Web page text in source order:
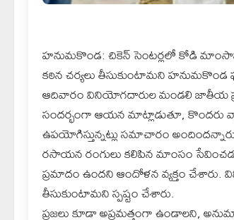
హనుమకొండ: చికెన్ సెంటర్లలో కోడి
కఠిన చర్యలు తీసుకుంటామని హనుమకొండ
ఆదివారం వినియోగదారుల మండలి జాతీయ
సందర్భంగా ఆయన మాట్లాడుతూ, కొందరు
ఉపయోగిస్తున్నట్లు సమాచారం
రసాయన రంగులు కలిపిన మాంసం సేవించడం
ప్రమాదం ఉందని ఆందోళన వ్యక్తం
తీసుకుంటామని స్పష్టం చేశారు.
ప్రజలు కూడా అప్రమత్తంగా ఉండాలని,